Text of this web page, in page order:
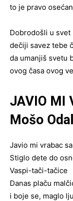
to je pravo
Dobrodošli u svet
dečiji savez tebe
da umanjiš svetu
ovog časa ovog
JAVIO MI
Mošo
Javio mi vrabac
Stiglo dete do
Vaspi-tači-tačice
Danas plaču
i boje se, maglo